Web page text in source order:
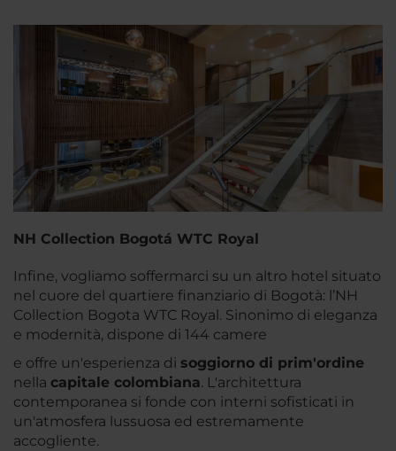
NH Collection Bogotá WTC Royal
Infine, vogliamo soffermarci su un altro hotel situato
nel cuore del quartiere finanziario di Bogotà: l’NH
Collection Bogota WTC Royal. Sinonimo di eleganza
e modernità, dispone di 144 camere
e offre un'esperienza di soggiorno di prim'ordine
nella capitale colombiana. L'architettura
contemporanea si fonde con interni sofisticati in
un'atmosfera lussuosa ed estremamente
accogliente.